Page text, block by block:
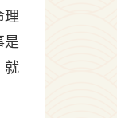
理
是
就